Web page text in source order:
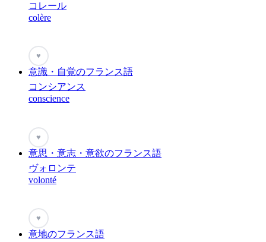
コレール
colère
♥
意識・自覚のフランス語
コンシアンス
conscience
♥
意思・意志・意欲のフランス語
ヴォロンテ
volonté
♥
意地のフランス語